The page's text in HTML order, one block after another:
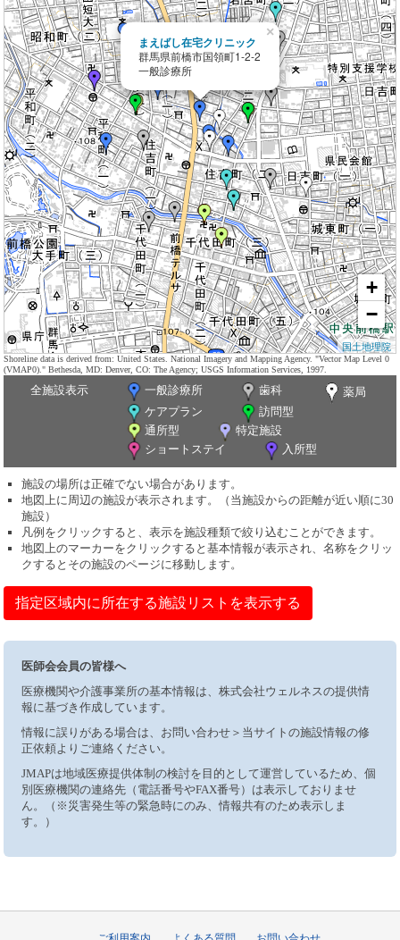
まえばし在宅クリニック
群馬県前橋市国領町1-2-2
一般診療所
×
+
−
国土地理院
Shoreline data is derived from: United States. National Imagery and Mapping Agency. "Vector Map Level 0
(VMAP0)." Bethesda, MD: Denver, CO: The Agency; USGS Information Services, 1997.
全施設表示 一般診療所 歯科
薬局
ケアプラン
訪問型
通所型
特定施設
ショートステイ
入所型
施設の場所は正確でない場合があります。
地図上に周辺の施設が表示されます。（当施設からの距離が近い順に30
施設）
凡例をクリックすると、表示を施設種類で絞り込むことができます。
地図上のマーカーをクリックすると基本情報が表示され、名称をクリッ
クするとその施設のページに移動します。
指定区域内に所在する施設リストを表示する
医師会会員の皆様へ
医療機関や介護事業所の基本情報は、株式会社ウェルネスの提供情
報に基づき作成しています。
情報に誤りがある場合は、お問い合わせ＞当サイトの施設情報の修
正依頼よりご連絡ください。
JMAPは地域医療提供体制の検討を目的として運営しているため、個
別医療機関の連絡先（電話番号やFAX番号）は表示しておりませ
ん。（※災害発生等の緊急時にのみ、情報共有のため表示しま
す。）